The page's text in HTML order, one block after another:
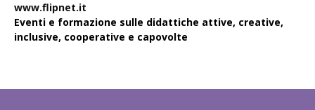
www.flipnet.it
Eventi e formazione sulle didattiche attive, creative,
inclusive, cooperative e capovolte